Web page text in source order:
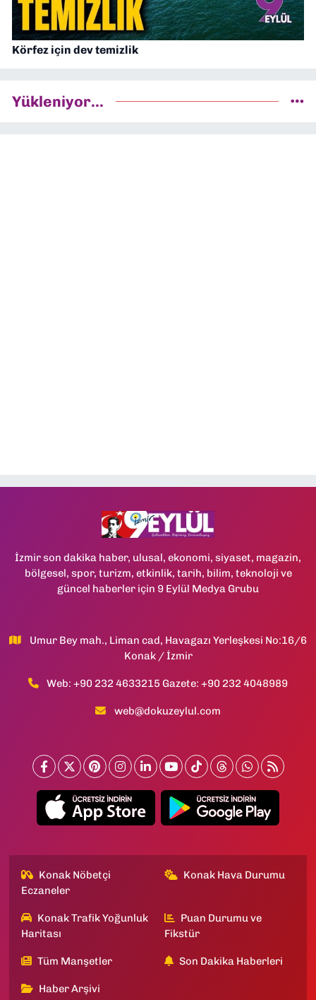
Körfez için dev temizlik
Yükleniyor...
İzmir son dakika haber, ulusal, ekonomi, siyaset, magazin,
bölgesel, spor, turizm, etkinlik, tarih, bilim, teknoloji ve
güncel haberler için 9 Eylül Medya Grubu
Umur Bey mah., Liman cad, Havagazı Yerleşkesi No:16/6
Konak / İzmir
Web: +90 232 4633215 Gazete: +90 232 4048989
web@dokuzeylul.com
Konak Nöbetçi
Eczaneler
Konak Hava Durumu
Konak Trafik Yoğunluk
Haritası
Puan Durumu ve
Fikstür
Tüm Manşetler Son Dakika Haberleri
Haber Arşivi